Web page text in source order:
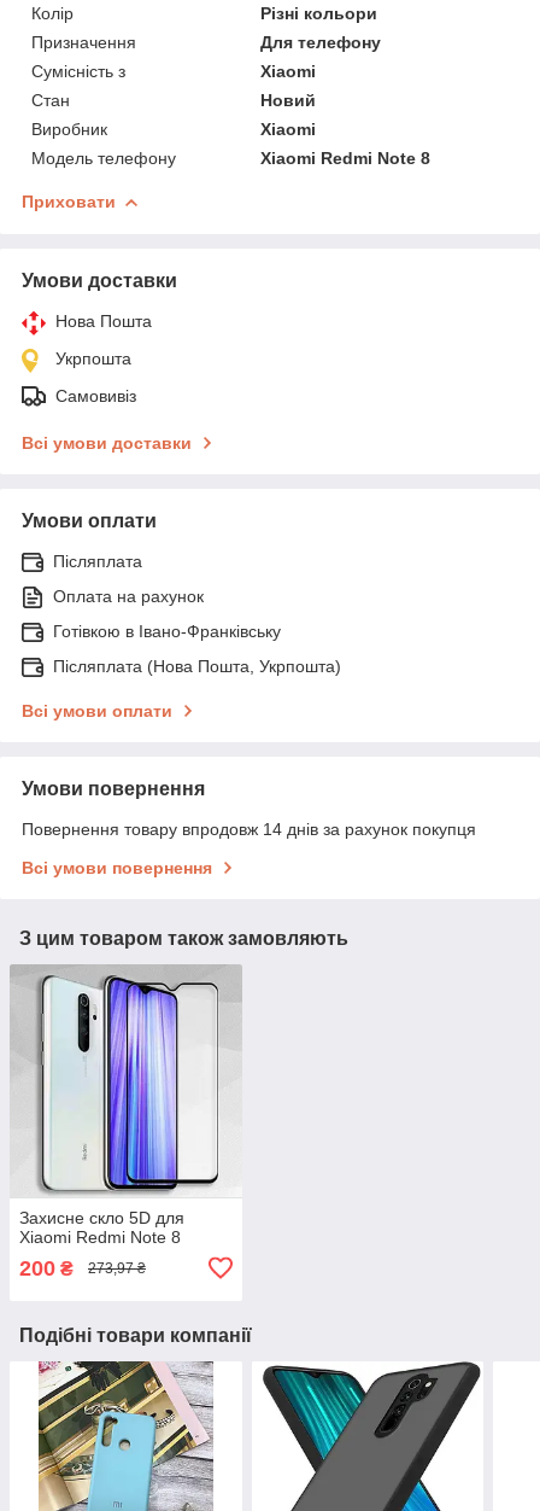
Колір
Різні кольори
Призначення
Для телефону
Сумісність з
Xiaomi
Стан
Новий
Виробник
Xiaomi
Модель телефону
Xiaomi Redmi Note 8
Приховати
Умови доставки
Нова Пошта
Укрпошта
Самовивіз
Всі умови доставки
Умови оплати
Післяплата
Оплата на рахунок
Готівкою в Івано-Франківську
Післяплата (Нова Пошта, Укрпошта)
Всі умови оплати
Умови повернення
Повернення товару впродовж 14 днів за рахунок покупця
Всі умови повернення
З цим товаром також замовляють
Захисне скло 5D для
Xiaomi Redmi Note 8
200 ₴ 273,97 ₴
Подібні товари компанії